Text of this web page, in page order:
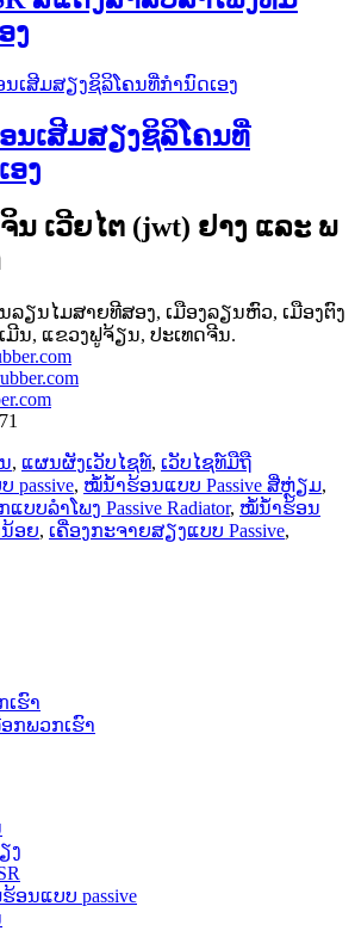
ງ
ນເສີມສຽງຊິລິໂຄນທີ່
ອງ
ເວີຍໄຕ (jwt) ຢາງ ແລະ ພ
ລຽນໄມສາຍທີສອງ, ເມືອງລຽນຫົວ, ເມືອງຕົງ
ມີນ, ແຂວງຟູຈ້ຽນ, ປະເທດຈີນ.
, ແຜນຜັງເວັບໄຊທ໌, ເວັບໄຊທ໌ມືຖື
, ໝໍ້ນ້ຳຮ້ອນແບບ Passive ສີ່ຫຼ່ຽມ,
ບບລຳໂພງ Passive Radiator, ໝໍ້ນ້ຳຮ້ອນ
ນ້ອຍ, ເຄື່ອງກະຈາຍສຽງແບບ Passive,
ເຮົາ
ກພວກເຮົາ
ງ
ອນແບບ passive